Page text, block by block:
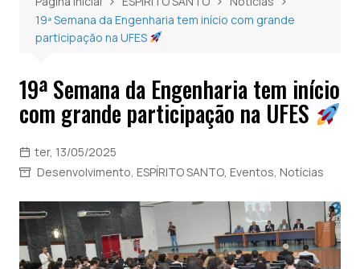
19ª Semana da Engenharia tem início com grande
participação na UFES
19ª Semana da Engenharia tem início
com grande participação na UFES
ter, 13/05/2025
Desenvolvimento, ESPÍRITO SANTO, Eventos, Notícias